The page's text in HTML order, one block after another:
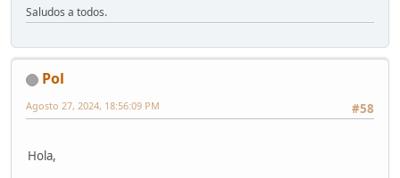
Saludos a todos.
Pol
#58
Agosto 27, 2024, 18:56:09 PM
Hola,